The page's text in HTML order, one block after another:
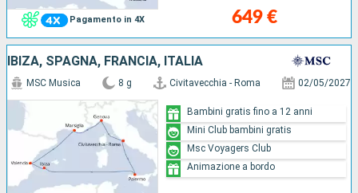
Pagamento in 4X 649 €
IBIZA, SPAGNA, FRANCIA, ITALIA
MSC Musica 8 g Civitavecchia - Roma 02/05/2027
Bambini gratis fino a 12 anni
Mini Club bambini gratis
Msc Voyagers Club
Animazione a bordo